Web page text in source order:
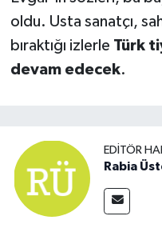
oldu. Usta sanatçı,
bıraktığı izlerle Türk
devam edecek.
EDITÖR
Rabia